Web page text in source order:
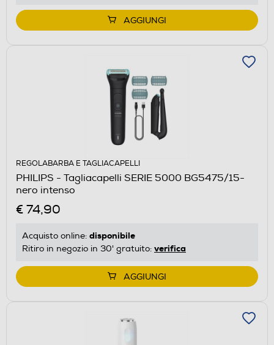
AGGIUNGI
REGOLABARBA E TAGLIACAPELLI
PHILIPS - Tagliacapelli SERIE 5000 BG5475/15-
nero intenso
€ 74,90
Acquisto online: disponibile
Ritiro in negozio in 30' gratuito: verifica
AGGIUNGI